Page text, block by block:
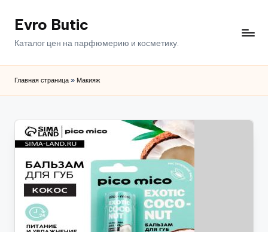
ПерейтиEvro Butic
Каталог цен на парфюмерию и косметику.
Главная страница » Макияж